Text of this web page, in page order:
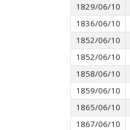
1829/06/10
1836/06/10
1852/06/10
1852/06/10
1858/06/10
1859/06/10
1865/06/10
1867/06/10